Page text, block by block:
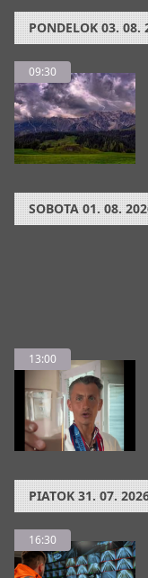
PONDELOK 03. 08.
09:30
SOBOTA 01. 08.
13:00
PIATOK 31. 07.
16:30